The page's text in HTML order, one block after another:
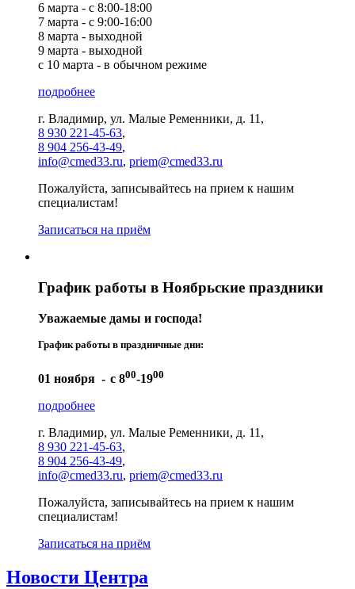
6 марта - с 8:00-18:00
7 марта - с 9:00-16:00
8 марта - выходной
9 марта - выходной
с 10 марта - в обычном режиме
подробнее
г. Владимир, ул. Малые Ременники, д. 11,
8 930 221-45-63,
8 904 256-43-49,
info@cmed33.ru, priem@cmed33.ru
Пожалуйста, записывайтесь на прием к нашим
специалистам!
Записаться на приём
График работы в Ноябрьские праздники
Уважаемые дамы и господа!
График работы в праздничные дни:
01 ноября - с 800-1900
подробнее
г. Владимир, ул. Малые Ременники, д. 11,
8 930 221-45-63,
8 904 256-43-49,
info@cmed33.ru, priem@cmed33.ru
Пожалуйста, записывайтесь на прием к нашим
специалистам!
Записаться на приём
Новости Центра